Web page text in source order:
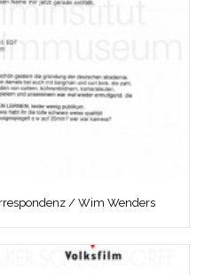
/ Wim Wenders